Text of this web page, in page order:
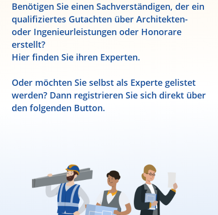
Benötigen Sie einen Sachverständigen, der ein
qualifiziertes Gutachten über Architekten-
oder Ingenieurleistungen oder Honorare
erstellt?
Hier finden Sie ihren Experten.
Oder möchten Sie selbst als Experte gelistet
werden? Dann registrieren Sie sich direkt über
den folgenden Button.